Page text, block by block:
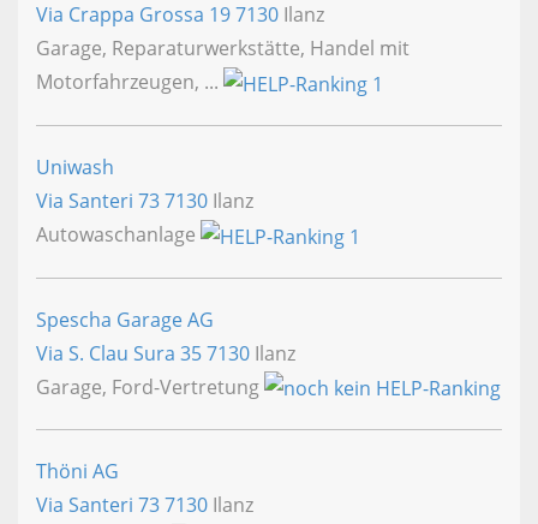
Via Crappa Grossa 197130 Ilanz
Garage, Reparaturwerkstätte, Handel mit
Motorfahrzeugen, ...
Uniwash
Via Santeri 737130 Ilanz
Autowaschanlage
Spescha Garage AG
Via S. Clau Sura 357130 Ilanz
Garage, Ford-Vertretung
Thöni AG
Via Santeri 737130 Ilanz